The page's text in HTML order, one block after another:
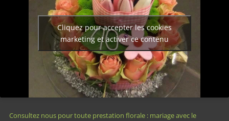
Cliquez pour accepter les cookies
marketing et activer ce contenu
Consultez nous pour toute prestation florale : mariage avec le